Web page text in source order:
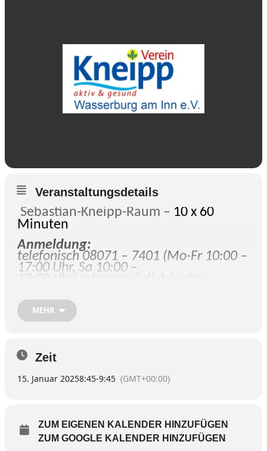
Veranstaltungsdetails
Sebastian-Kneipp-Raum – 10 x 60
Minuten
Anmeldung:
telefonisch 08071 – 7401 (Mo-Fr 10:00 –
17:00 Uhr, Sa 10:00 –
MEHR
Zeit
15. Januar 20258:45-9:45 (GMT+00:00)
ZUM EIGENEN KALENDER HINZUFÜGEN
ZUM GOOGLE KALENDER HINZUFÜGEN